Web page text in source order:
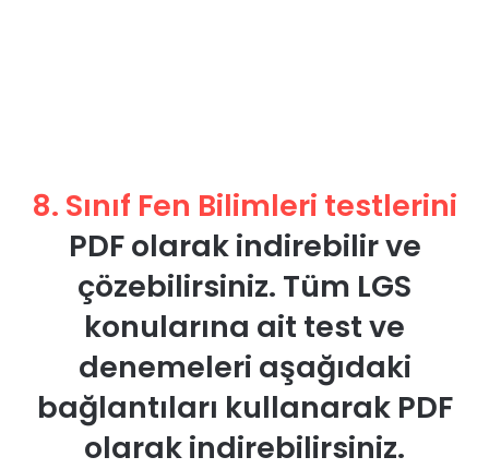
8. Sınıf Fen Bilimleri testlerini
PDF olarak indirebilir ve
çözebilirsiniz. Tüm LGS
konularına ait test ve
denemeleri aşağıdaki
bağlantıları kullanarak PDF
olarak indirebilirsiniz.